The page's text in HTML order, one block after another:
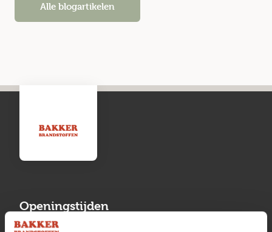
Alle blogartikelen
Openingstijden